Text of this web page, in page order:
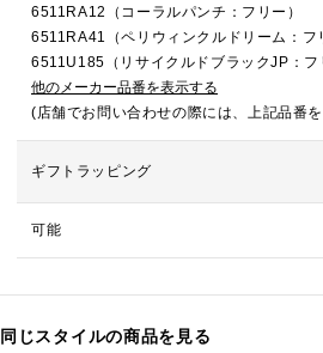
6511RA12（コーラルパンチ：フリー）
6511RA41（ペリウィンクルドリーム：フ
6511U185（リサイクルドブラックJP：フ
他のメーカー品番を表示する
(店舗でお問い合わせの際には、上記品番
ギフトラッピング
可能
同じスタイルの商品を見る